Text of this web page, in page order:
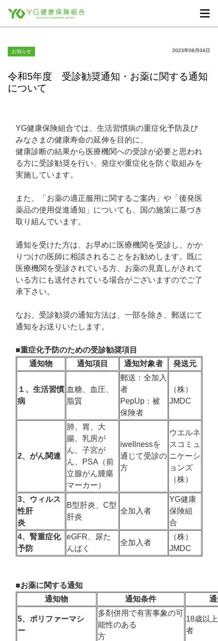
令和5年度 受診勧奨通知・お薬に関する通知
について
お知らせ 2023年08月04日
YG健康保険組合では、生活習慣病の重症化予防及び
みなさまの健康寿命の延伸を目的に、
健康診断の結果から医療機関への受診が必要と思われ
る方に受診勧奨を行い、発症や重症化を防ぐ取組みを
実施しています。
また、「お薬の適正服用に関するご案内」や「後発医
薬品の使用促進通知」についても、国の施策に基づき
取り組んでいます。
通知を受けた方は、お早めに医療機関を受診し、かか
りつけの医師に相談されることをお勧めします。既に
医療機関を受診されている方、お薬の見直しがされて
いる方にも送付されている場合がございますのでご了
承下さい。
なお、受診勧奨の通知方法は、一部を除き、郵送にて
通知をお送りいたします。
■重症化予防のための受診勧奨項目
通知物
通知項目 通知対象者 発送元
１、生活習慣
病
血糖、血圧、
脂質
郵送：全加入
者
PepUp：被
保険者
（株）
JMDC
2、がん関連
肺、胃、大
腸、乳房が
ん、子宮が
ん、PSA（前
立腺がん腫瘍
マーカー）
iwellnessを
通じて受診の
方
ウエルネ
スコミュ
ニケーシ
ョンズ
（株）
3、ウィルス
性肝
炎
B型肝炎、C型
肝炎
全加入者
YG健康
保険組
合
4、腎重症化
予防
eGFR、尿た
んぱく
全加入者
（株）
JMDC
■お薬に関する通知
通知物
通知条件
5、ポリファーマシ
ー
多剤併用で有害事象の可
能性のある
方
18歳以